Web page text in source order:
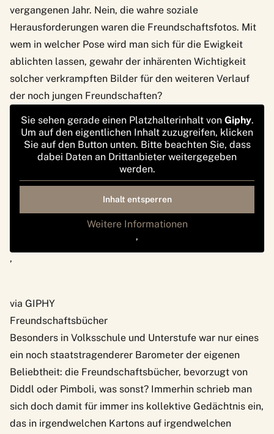
vergangenen Jahr. Nein, die wahre soziale
Herausforderungen waren die Freundschaftsfotos. Mit
wem in welcher Pose wird man sich für die Ewigkeit
ablichten lassen, gewahr der inhärenten Wichtigkeit
solcher verkrampften Bilder für den weiteren Verlauf
der noch jungen Freundschaften?
Sie sehen gerade einen Platzhalterinhalt von Giphy.
Um auf den eigentlichen Inhalt zuzugreifen, klicken
Sie auf den Button unten. Bitte beachten Sie, dass
dabei Daten an Drittanbieter weitergegeben
werden.
Inhalt entsperren
Weitere Informationen
‚
‚
via GIPHY
Freundschaftsbücher
Besonders in Volksschule und Unterstufe war nur eines
ein noch staatstragenderer Barometer der eigenen
Beliebtheit: die Freundschaftsbücher, bevorzugt von
Diddl oder Pimboli, was sonst? Immerhin schrieb man
sich doch damit für immer ins kollektive Gedächtnis ein,
das in irgendwelchen Kartons auf irgendwelchen